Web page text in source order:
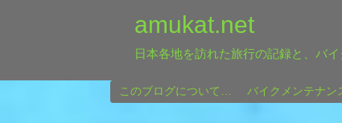
amukat.net
日本各地を訪れた旅行の記録と、バ
このブログについて… バイクメンテナン